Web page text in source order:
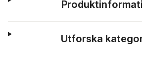
Utforska